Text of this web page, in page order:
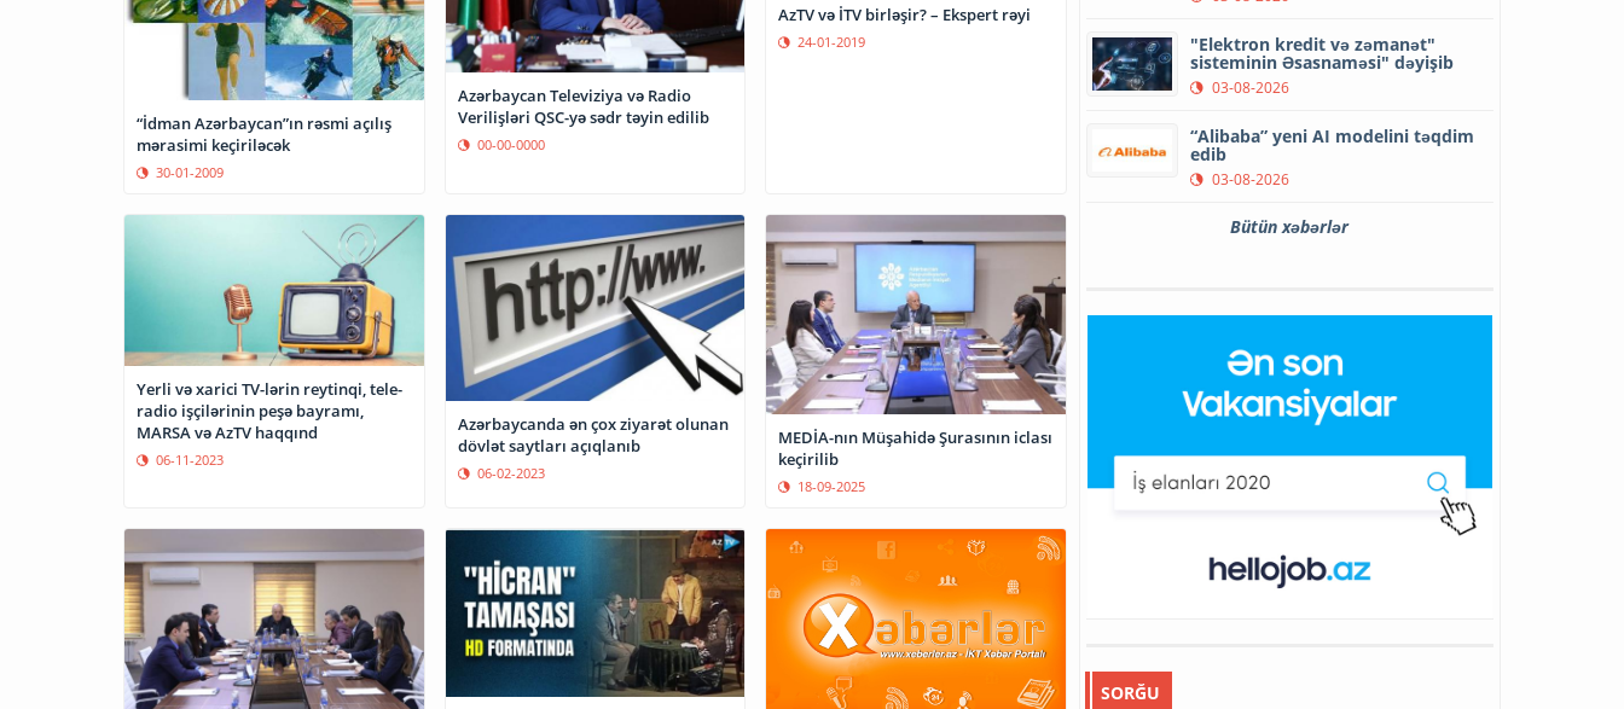
“İdman Azərbaycan”ın rəsmi açılış
mərasimi keçiriləcək
30-01-2009
Azərbaycan Televiziya və Radio
Verilişləri QSC-yə sədr təyin edilib
00-00-0000
AzTV və İTV birləşir? – Ekspert rəyi
24-01-2019
Yerli və xarici TV-lərin reytinqi, tele-
radio işçilərinin peşə bayramı,
MARSA və AzTV haqqınd
06-11-2023
Azərbaycanda ən çox ziyarət olunan
dövlət saytları açıqlanıb
06-02-2023
MEDİA-nın Müşahidə Şurasının iclası
keçirilib
18-09-2025
"Elektron kredit və zəmanət"
sisteminin Əsasnaməsi" dəyişib
03-08-2026
“Alibaba” yeni AI modelini təqdim
edib
03-08-2026
Bütün xəbərlər
SORĞU